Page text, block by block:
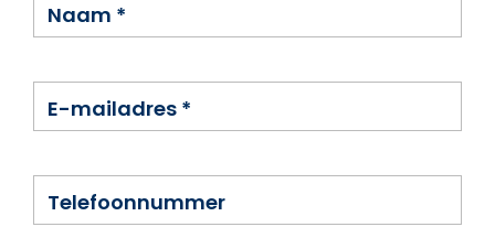
Naam *
E-mailadres *
Telefoonnummer